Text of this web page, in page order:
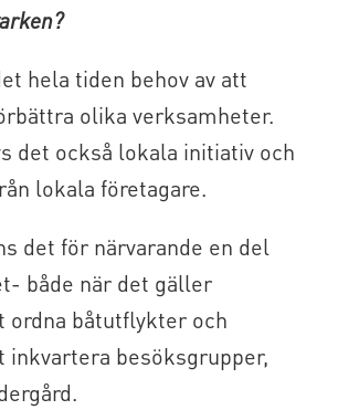
hela tiden behov av att
olika verksamheter.
det också lokala initiativ och
lokala företagare.
det för närvarande en del
både när det gäller
ordna båtutflykter och
inkvartera besöksgrupper,